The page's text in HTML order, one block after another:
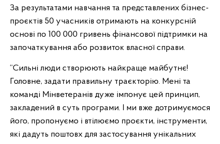
За результатами навчання та представлених бізнес-
проєктів 50 учасників отримають на конкурсній
основі по 100 000 гривень фінансової підтримки на
започаткування або розвиток власної справи.
“Сильні люди створюють найкраще майбутнє!
Головне, задати правильну траєкторію. Мені та
команді Мінветеранів дуже імпонує цей принцип,
закладений в суть програми. І ми вже дотримуємося
його, пропонуємо і втілюємо проєкти, інструменти,
які дадуть поштовх для застосування унікальних